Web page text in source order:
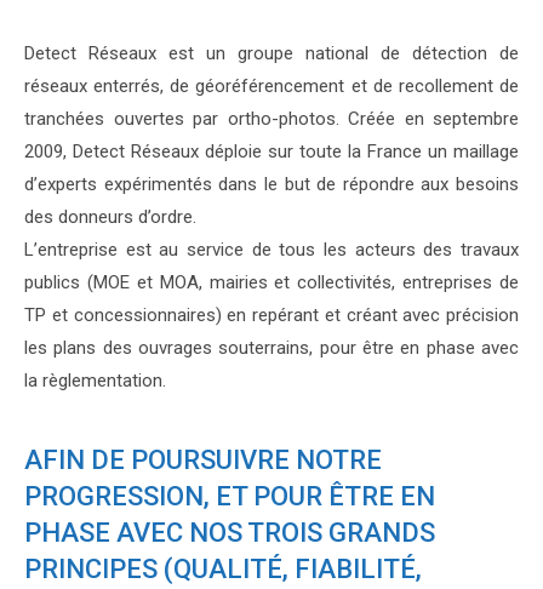
Detect Réseaux est un groupe national de détection de
réseaux enterrés, de géoréférencement et de recollement de
tranchées ouvertes par ortho-photos. Créée en septembre
2009, Detect Réseaux déploie sur toute la France un maillage
d’experts expérimentés dans le but de répondre aux besoins
des donneurs d’ordre.
L’entreprise est au service de tous les acteurs des travaux
publics (MOE et MOA, mairies et collectivités, entreprises de
TP et concessionnaires) en repérant et créant avec précision
les plans des ouvrages souterrains, pour être en phase avec
la règlementation.
AFIN DE POURSUIVRE NOTRE
PROGRESSION, ET POUR ÊTRE EN
PHASE AVEC NOS TROIS GRANDS
PRINCIPES (QUALITÉ, FIABILITÉ,